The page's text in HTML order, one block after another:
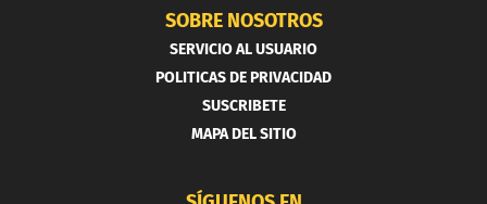
SOBRE NOSOTROS
SERVICIO AL USUARIO
POLITICAS DE PRIVACIDAD
SUSCRIBETE
MAPA DEL SITIO